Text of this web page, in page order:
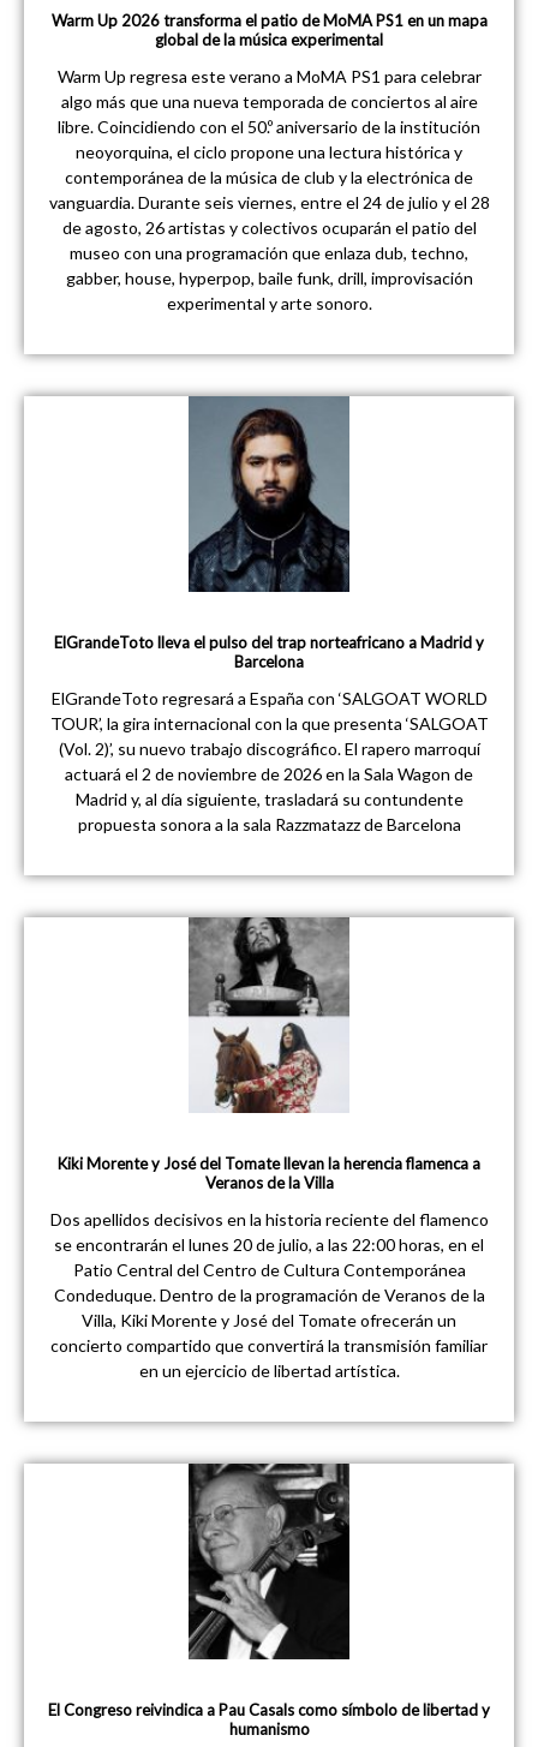
Warm Up 2026 transforma el patio de MoMA PS1 en un mapa
global de la música experimental
Warm Up regresa este verano a MoMA PS1 para celebrar
algo más que una nueva temporada de conciertos al aire
libre. Coincidiendo con el 50.º aniversario de la institución
neoyorquina, el ciclo propone una lectura histórica y
contemporánea de la música de club y la electrónica de
vanguardia. Durante seis viernes, entre el 24 de julio y el 28
de agosto, 26 artistas y colectivos ocuparán el patio del
museo con una programación que enlaza dub, techno,
gabber, house, hyperpop, baile funk, drill, improvisación
experimental y arte sonoro.
ElGrandeToto lleva el pulso del trap norteafricano a Madrid y
Barcelona
ElGrandeToto regresará a España con ‘SALGOAT WORLD
TOUR’, la gira internacional con la que presenta ‘SALGOAT
(Vol. 2)’, su nuevo trabajo discográfico. El rapero marroquí
actuará el 2 de noviembre de 2026 en la Sala Wagon de
Madrid y, al día siguiente, trasladará su contundente
propuesta sonora a la sala Razzmatazz de Barcelona
Kiki Morente y José del Tomate llevan la herencia flamenca a
Veranos de la Villa
Dos apellidos decisivos en la historia reciente del flamenco
se encontrarán el lunes 20 de julio, a las 22:00 horas, en el
Patio Central del Centro de Cultura Contemporánea
Condeduque. Dentro de la programación de Veranos de la
Villa, Kiki Morente y José del Tomate ofrecerán un
concierto compartido que convertirá la transmisión familiar
en un ejercicio de libertad artística.
El Congreso reivindica a Pau Casals como símbolo de libertad y
humanismo